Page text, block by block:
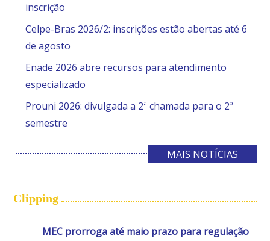
inscrição
Celpe-Bras 2026/2: inscrições estão abertas até 6
de agosto
Enade 2026 abre recursos para atendimento
especializado
Prouni 2026: divulgada a 2ª chamada para o 2º
semestre
MAIS NOTÍCIAS
Clipping
MEC prorroga até maio prazo para regulação